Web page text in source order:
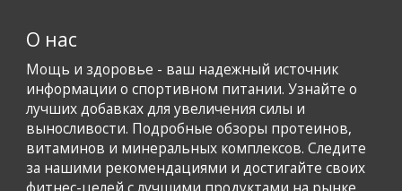
О нас
Мощь и здоровье - ваш надежный источник
информации о спортивном питании. Узнайте о
лучших добавках для увеличения силы и
выносливости. Подробные обзоры протеинов,
витаминов и минеральных комплексов. Следите
за нашими рекомендациями и достигайте своих